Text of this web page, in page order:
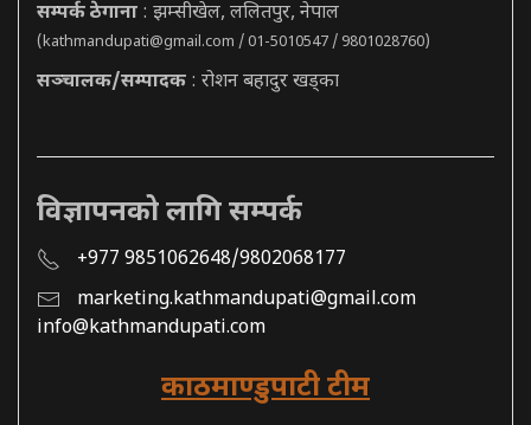
सम्पर्क ठेगाना : झम्सीखेल, ललितपुर, नेपाल
(kathmandupati@gmail.com / 01-5010547 / 9801028760)
सञ्चालक/सम्पादक : रोशन बहादुर खड्का
विज्ञापनको लागि सम्पर्क
+977 9851062648/9802068177
marketing.kathmandupati@gmail.com
info@kathmandupati.com
काठमाण्डुपाटी टीम